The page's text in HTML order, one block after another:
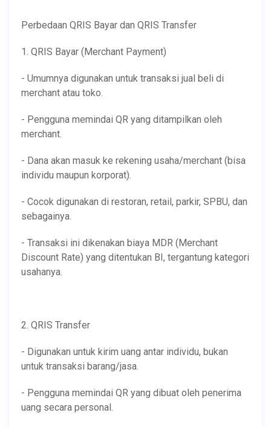
Perbedaan QRIS Bayar dan QRIS Transfer
1. QRIS Bayar (Merchant Payment)
- Umumnya digunakan untuk transaksi jual beli di
merchant atau toko.
- Pengguna memindai QR yang ditampilkan oleh
merchant.
- Dana akan masuk ke rekening usaha/merchant (bisa
individu maupun korporat).
- Cocok digunakan di restoran, retail, parkir, SPBU, dan
sebagainya.
- Transaksi ini dikenakan biaya MDR (Merchant
Discount Rate) yang ditentukan BI, tergantung kategori
usahanya.
2. QRIS Transfer
- Digunakan untuk kirim uang antar individu, bukan
untuk transaksi barang/jasa.
- Pengguna memindai QR yang dibuat oleh penerima
uang secara personal.